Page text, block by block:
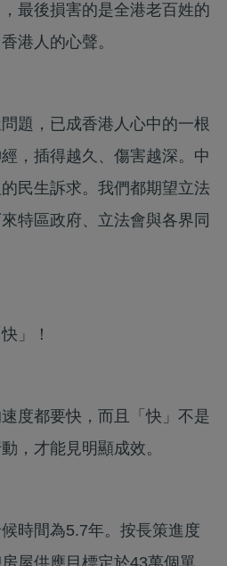
最後損害的是全港老百姓的
港人的心聲。
題，已成香港人心中的一根
，插得越久、傷害越深。中
民生訴求。我們都期望立法
特區政府、立法會與各界同
」！
度都要快，而且「快」不是
，才能見明顯成效。
時間為5.7年。按長策進度